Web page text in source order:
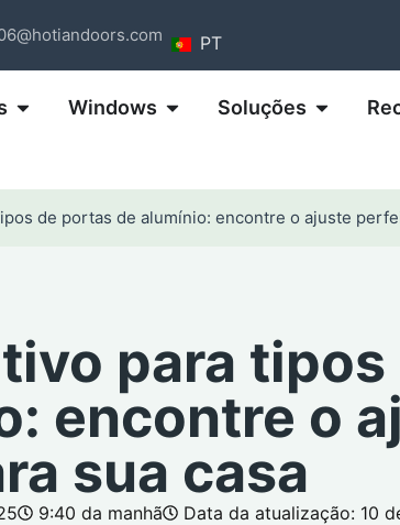
PT
Windows Soluções
de portas de alumínio: encontre o ajuste
para
encontre o
sua casa
9:40 da manhã Data da atualização: 10